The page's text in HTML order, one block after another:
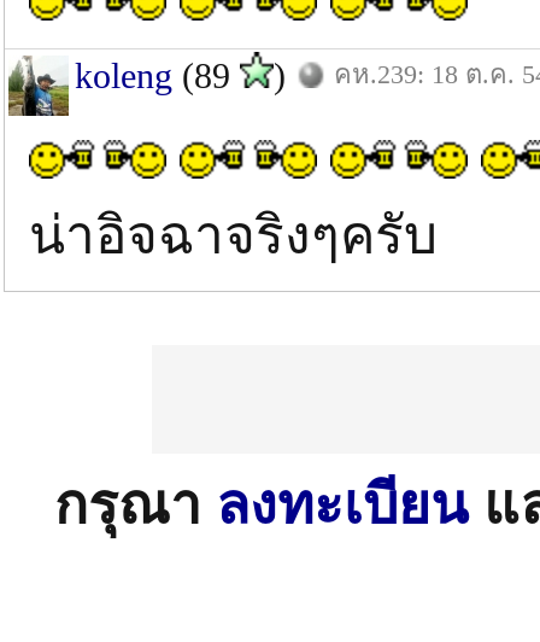
koleng (89 ) คห.239: 18 ต.ค.
น่าอิจฉาจริงๆครับ
กรุณา ลงทะเบียนแ